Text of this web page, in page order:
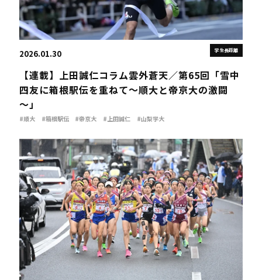
学生長距離
2026.01.30
【連載】上田誠仁コラム雲外蒼天／第65回「雪中
四友に箱根駅伝を重ねて～順大と帝京大の激闘
～」
#順大 #箱根駅伝 #帝京大 #上田誠仁 #山梨学大